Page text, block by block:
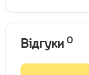
Відгуки 0